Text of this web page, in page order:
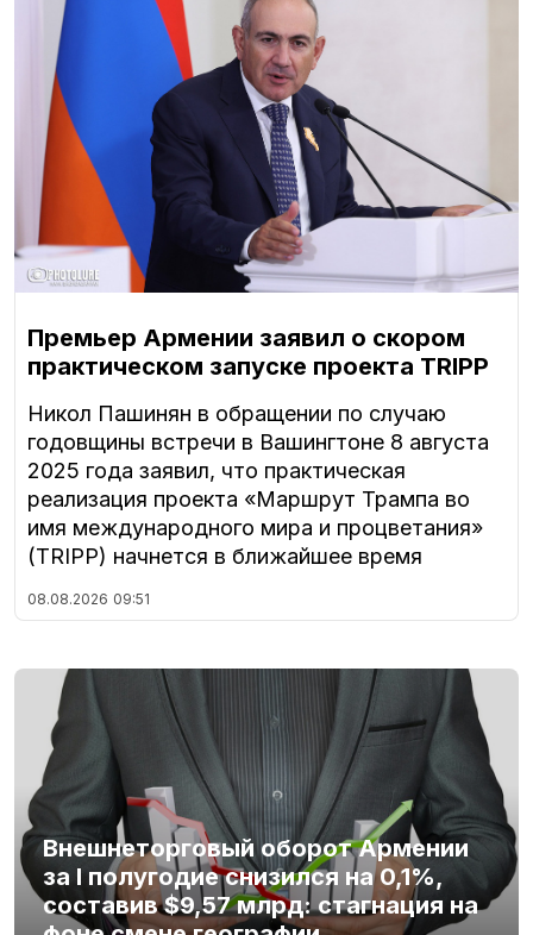
Премьер Армении заявил о скором
практическом запуске проекта TRIPP
Никол Пашинян в обращении по случаю
годовщины встречи в Вашингтоне 8 августа
2025 года заявил, что практическая
реализация проекта «Маршрут Трампа во
имя международного мира и процветания»
(TRIPP) начнется в ближайшее время
08.08.2026 09:51
Внешнеторговый оборот Армении
за I полугодие снизился на 0,1%,
составив $9,57 млрд: стагнация на